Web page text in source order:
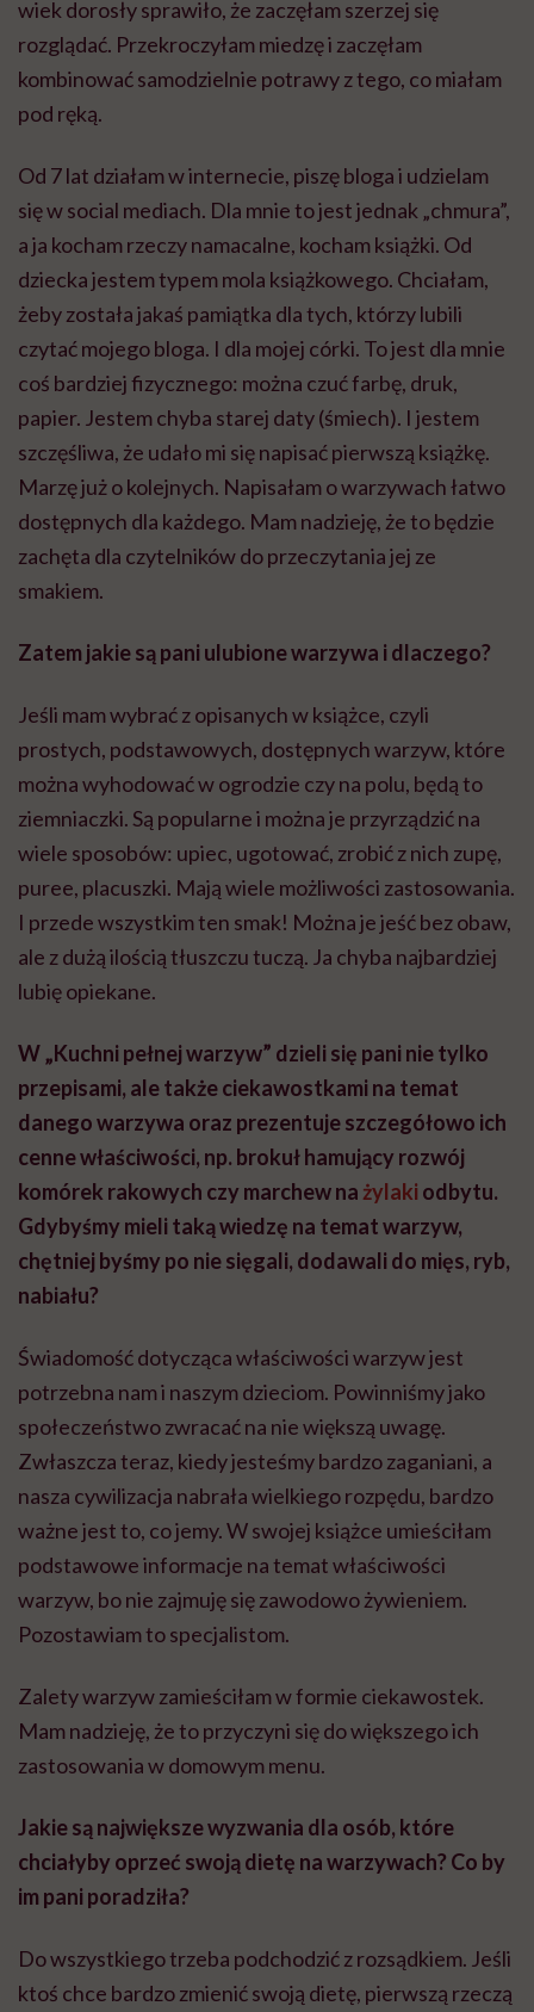
wiek dorosły sprawiło, że zaczęłam szerzej się
rozglądać. Przekroczyłam miedzę i zaczęłam
kombinować samodzielnie potrawy z tego, co miałam
pod ręką.
Od 7 lat działam w internecie, piszę bloga i udzielam
się w social mediach. Dla mnie to jest jednak „chmura”,
a ja kocham rzeczy namacalne, kocham książki. Od
dziecka jestem typem mola książkowego. Chciałam,
żeby została jakaś pamiątka dla tych, którzy lubili
czytać mojego bloga. I dla mojej córki. To jest dla mnie
coś bardziej fizycznego: można czuć farbę, druk,
papier. Jestem chyba starej daty (śmiech). I jestem
szczęśliwa, że udało mi się napisać pierwszą książkę.
Marzę już o kolejnych. Napisałam o warzywach łatwo
dostępnych dla każdego. Mam nadzieję, że to będzie
zachęta dla czytelników do przeczytania jej ze
smakiem.
Zatem jakie są pani ulubione warzywa i dlaczego?
Jeśli mam wybrać z opisanych w książce, czyli
prostych, podstawowych, dostępnych warzyw, które
można wyhodować w ogrodzie czy na polu, będą to
ziemniaczki. Są popularne i można je przyrządzić na
wiele sposobów: upiec, ugotować, zrobić z nich zupę,
puree, placuszki. Mają wiele możliwości zastosowania.
I przede wszystkim ten smak! Można je jeść bez obaw,
ale z dużą ilością tłuszczu tuczą. Ja chyba najbardziej
lubię opiekane.
W „Kuchni pełnej warzyw” dzieli się pani nie tylko
przepisami, ale także ciekawostkami na temat
danego warzywa oraz prezentuje szczegółowo ich
cenne właściwości, np. brokuł hamujący rozwój
komórek rakowych czy marchew na żylaki odbytu.
Gdybyśmy mieli taką wiedzę na temat warzyw,
chętniej byśmy po nie sięgali, dodawali do mięs, ryb,
nabiału?
Świadomość dotycząca właściwości warzyw jest
potrzebna nam i naszym dzieciom. Powinniśmy jako
społeczeństwo zwracać na nie większą uwagę.
Zwłaszcza teraz, kiedy jesteśmy bardzo zaganiani, a
nasza cywilizacja nabrała wielkiego rozpędu, bardzo
ważne jest to, co jemy. W swojej książce umieściłam
podstawowe informacje na temat właściwości
warzyw, bo nie zajmuję się zawodowo żywieniem.
Pozostawiam to specjalistom.
Zalety warzyw zamieściłam w formie ciekawostek.
Mam nadzieję, że to przyczyni się do większego ich
zastosowania w domowym menu.
Jakie są największe wyzwania dla osób, które
chciałyby oprzeć swoją dietę na warzywach? Co by
im pani poradziła?
Do wszystkiego trzeba podchodzić z rozsądkiem. Jeśli
ktoś chce bardzo zmienić swoją dietę, pierwszą rzeczą